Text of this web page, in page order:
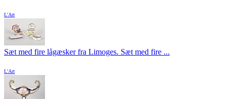
L'Art
Sæt med fire lågæsker fra Limoges. Sæt med fire ...
L'Art